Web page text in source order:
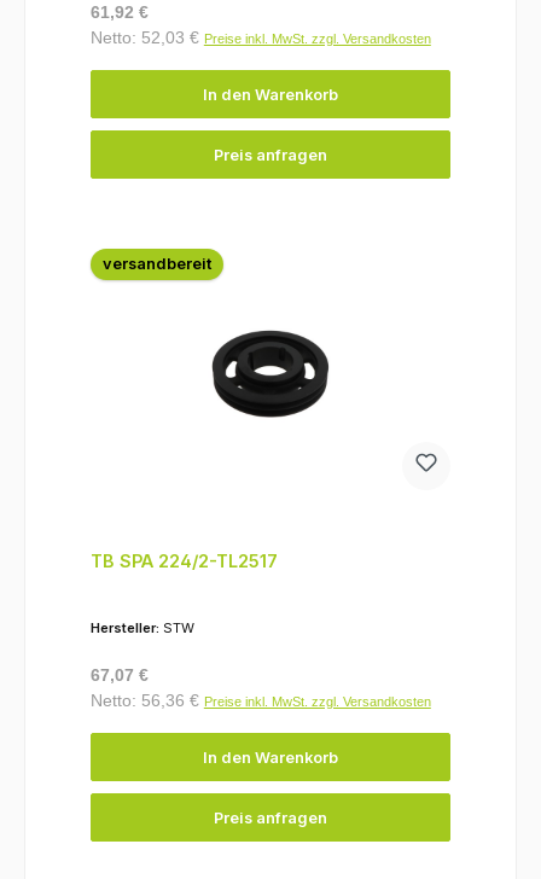
Regulärer Preis:
61,92 €
Netto: 52,03 € Preise inkl. MwSt. zzgl. Versandkosten
In den Warenkorb
Preis anfragen
versandbereit
TB SPA 224/2-TL2517
Hersteller: STW
Regulärer Preis:
67,07 €
Netto: 56,36 € Preise inkl. MwSt. zzgl. Versandkosten
In den Warenkorb
Preis anfragen